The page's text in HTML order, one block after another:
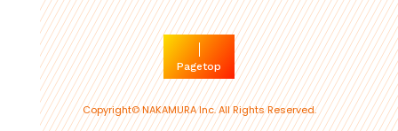
Pagetop
Copyright© NAKAMURA Inc. All Rights Reserved.